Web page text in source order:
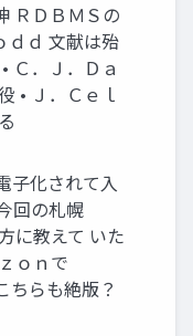
ＲＤＢＭＳの
ｄｄ 文献は殆
Ｃ．Ｊ．Ｄａ
• Ｊ．Ｃｅｌ
子化されて入
回の札幌
に教えて いた
ｏｎで
ちらも絶版？